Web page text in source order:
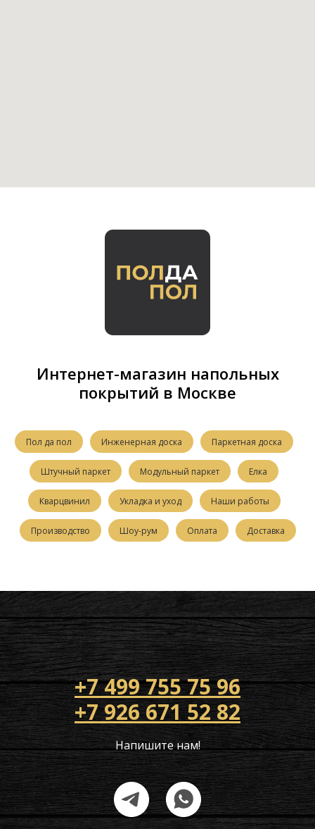
Интернет-магазин напольных
покрытий в Москве
Пол да пол Инженерная доска Паркетная доска
Штучный паркет Модульный паркет Елка
Кварцвинил Укладка и уход Наши работы
Производство Шоу-рум Оплата Доставка
+7 499 755 75 96
+7 926 671 52 82
Напишите нам!